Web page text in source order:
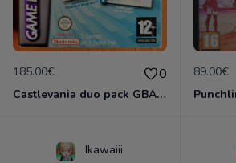
185.00€ 0
Castlevania duo pack GBA complet VF
89.00€
Ikawaiii